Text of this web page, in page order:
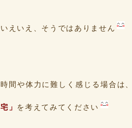
いえいえ、そうではありません
時間や体力に難しく感じる場合は
宅」 を考えてみてください